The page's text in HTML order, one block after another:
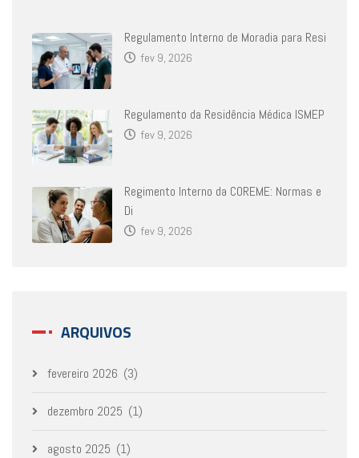
Regulamento Interno de Moradia para Resi
fev 9, 2026
Regulamento da Residência Médica ISMEP
fev 9, 2026
Regimento Interno da COREME: Normas e
Di
fev 9, 2026
ARQUIVOS
fevereiro 2026 (3)
dezembro 2025 (1)
agosto 2025 (1)